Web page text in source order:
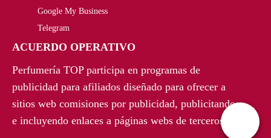
Google My Business
Telegram
ACUERDO OPERATIVO
Perfumería TOP participa en programas de
publicidad para afiliados diseñado para ofrecer a
sitios web comisiones por publicidad, publicitando
e incluyendo enlaces a páginas webs de terceros.